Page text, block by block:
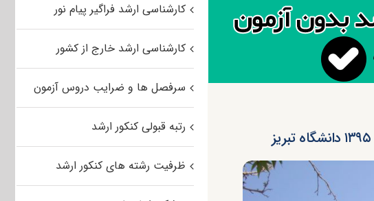
کارشناسی ارشد فراگیر پیام نور
کارشناسی ارشد خارج از کشور
سرفصل ها و ضرایب دروس آزمون
رتبه قبولی کنکور ارشد
ظرفیت رشته های کنکور ارشد